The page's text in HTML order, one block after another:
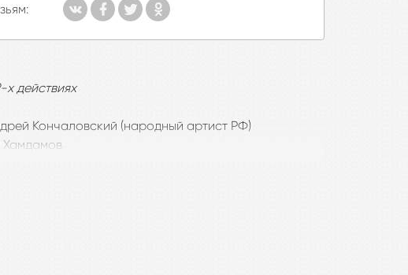
действиях
Кончаловский (народный артист РФ)
Хамдамов